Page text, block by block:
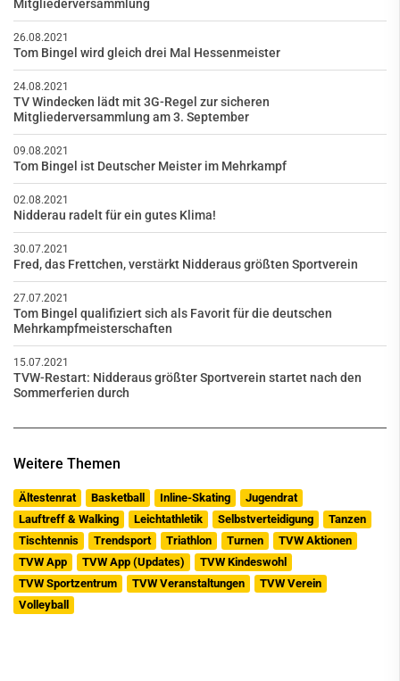
Mitgliederversammlung
26.08.2021
Tom Bingel wird gleich drei Mal Hessenmeister
24.08.2021
TV Windecken lädt mit 3G-Regel zur sicheren
Mitgliederversammlung am 3. September
09.08.2021
Tom Bingel ist Deutscher Meister im Mehrkampf
02.08.2021
Nidderau radelt für ein gutes Klima!
30.07.2021
Fred, das Frettchen, verstärkt Nidderaus größten Sportverein
27.07.2021
Tom Bingel qualifiziert sich als Favorit für die deutschen
Mehrkampfmeisterschaften
15.07.2021
TVW-Restart: Nidderaus größter Sportverein startet nach den
Sommerferien durch
Weitere Themen
Ältestenrat Basketball Inline-Skating
Jugendrat
Lauftreff & Walking
Leichtathletik Selbstverteidigung
Tanzen
Tischtennis
Trendsport Triathlon Turnen
TVW Aktionen
TVW App
TVW App (Updates)
TVW Kindeswohl
TVW Sportzentrum
TVW Veranstaltungen
TVW Verein
Volleyball